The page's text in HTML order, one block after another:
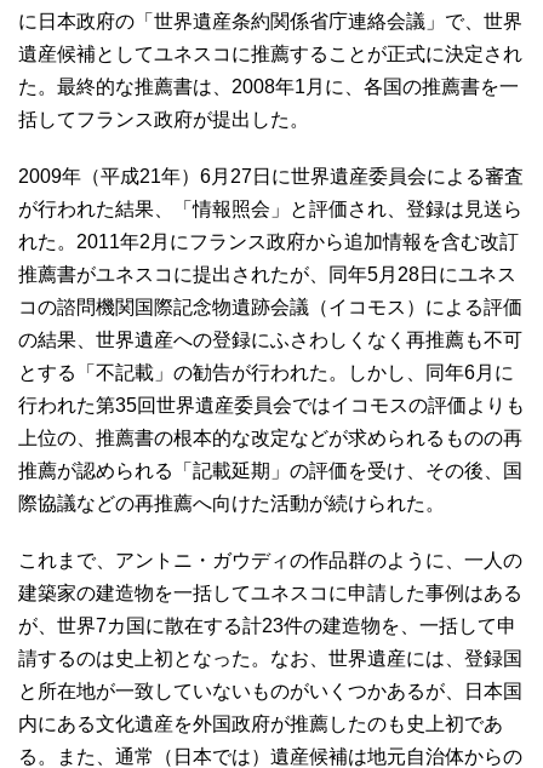
に日本政府の「世界遺産条約関係省庁連絡会議」で、世界
遺産候補としてユネスコに推薦することが正式に決定され
た。最終的な推薦書は、2008年1月に、各国の推薦書を一
括してフランス政府が提出した。
2009年（平成21年）6月27日に世界遺産委員会による審査
が行われた結果、「情報照会」と評価され、登録は見送ら
れた。2011年2月にフランス政府から追加情報を含む改訂
推薦書がユネスコに提出されたが、同年5月28日にユネス
コの諮問機関国際記念物遺跡会議（イコモス）による評価
の結果、世界遺産への登録にふさわしくなく再推薦も不可
とする「不記載」の勧告が行われた。しかし、同年6月に
行われた第35回世界遺産委員会ではイコモスの評価よりも
上位の、推薦書の根本的な改定などが求められるものの再
推薦が認められる「記載延期」の評価を受け、その後、国
際協議などの再推薦へ向けた活動が続けられた。
これまで、アントニ・ガウディの作品群のように、一人の
建築家の建造物を一括してユネスコに申請した事例はある
が、世界7カ国に散在する計23件の建造物を、一括して申
請するのは史上初となった。なお、世界遺産には、登録国
と所在地が一致していないものがいくつかあるが、日本国
内にある文化遺産を外国政府が推薦したのも史上初であ
る。また、通常（日本では）遺産候補は地元自治体からの